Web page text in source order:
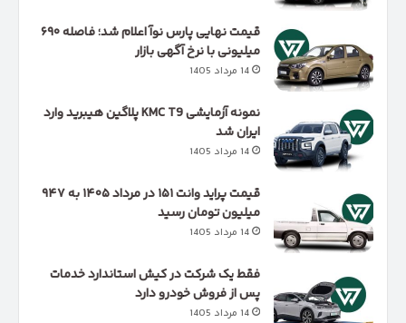
قیمت نهایی پارس نوآ اعلام شد؛ فاصله ۶۹۰
میلیونی با نرخ آگهی بازار
14 مرداد 1405
نمونه آزمایشی KMC T9 پلاگین هیبرید وارد
ایران شد
14 مرداد 1405
قیمت پراید وانت ۱۵۱ در مرداد ۱۴۰۵ به ۹۴۷
میلیون تومان رسید
14 مرداد 1405
فقط یک شرکت در کیش استاندارد خدمات
پس از فروش خودرو دارد
14 مرداد 1405